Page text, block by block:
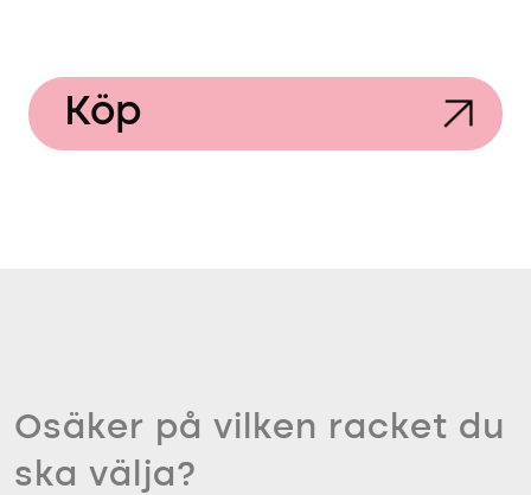
Köp
Osäker på vilken racket du
ska välja?